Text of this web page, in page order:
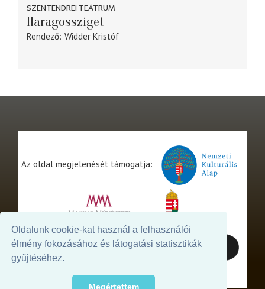
Oldalunk cookie-kat használ a felhasználói
élmény fokozásához és látogatási statisztikák
gyűjtéséhez.
Megértettem
SZENTENDREI TEÁTRUM
Haragossziget
Rendező Widder Kristóf
Az oldal megjelenését támogatja: